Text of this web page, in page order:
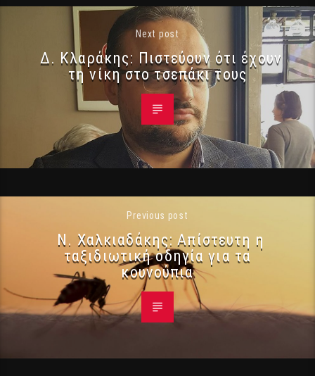
Next post
Δ. Κλαράκης: Πιστεύουν ότι έχουν
τη νίκη στο τσεπάκι τους
Previous post
Ν. Χαλκιαδάκης: Απίστευτη η
ταξιδιωτική οδηγία για τα
κουνούπια